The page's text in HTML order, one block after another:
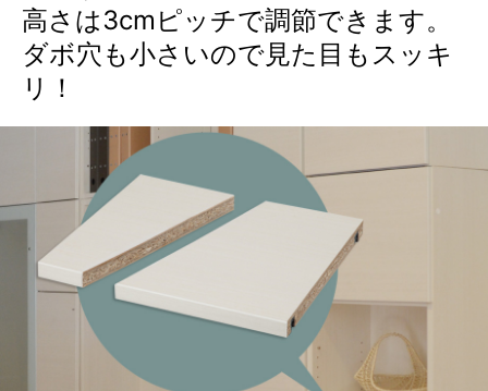
高さは3cmピッチで調節できます。
ダボ穴も小さいので見た目もスッキ
リ！